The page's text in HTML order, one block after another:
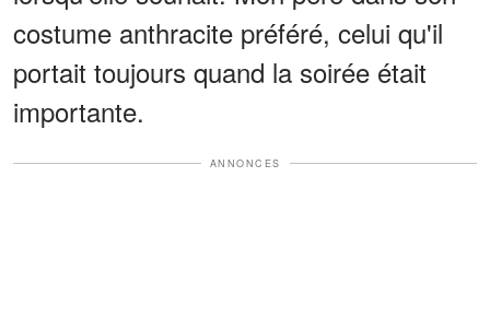
costume anthracite préféré, celui qu'il
portait toujours quand la soirée était
importante.
ANNONCES